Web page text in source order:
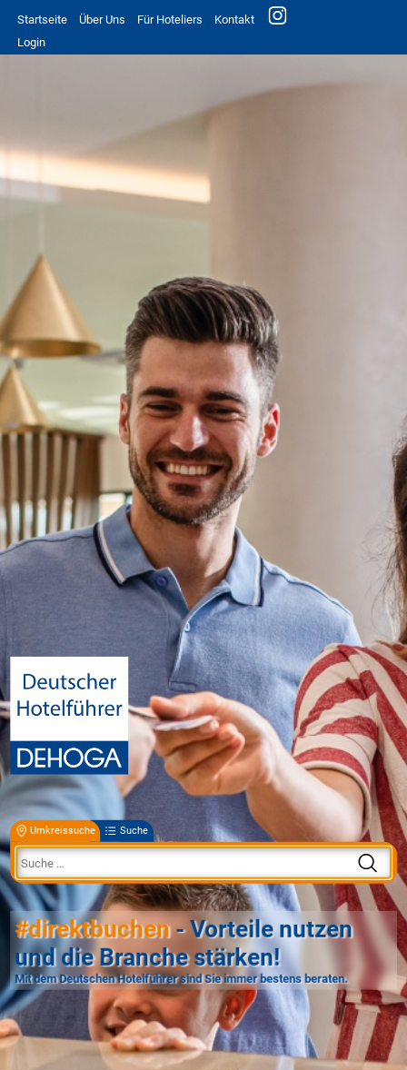
Startseite Über Uns Für Hoteliers
Kontakt
Login
Umkreissuche Suche
#direktbuchen- Vorteile nutzen
und die Branche stärken!
Mit dem Deutschen Hotelführer sind Sie immer bestens beraten.